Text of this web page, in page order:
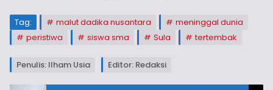
Tag: malut dadika nusantara
meninggal dunia
peristiwa
siswa sma Sula tertembak
Penulis: Ilham Usia Editor: Redaksi